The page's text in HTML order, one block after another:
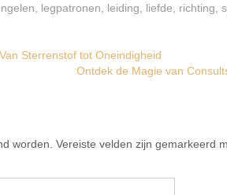
legpatronen leiding liefde richting
Sterrenstof tot Oneindigheid
Ontdek de Magie van
worden. Vereiste velden zijn gemarkeerd